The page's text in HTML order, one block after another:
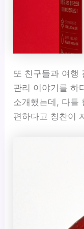
또 친구들과 여행
관리 이야기를 하
소개했는데, 다들
편하다고 칭찬이